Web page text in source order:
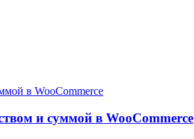
и суммой в WooCommerce